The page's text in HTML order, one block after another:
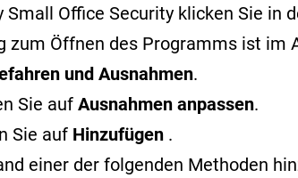
Office Security klicken Sie in
zum Öffnen des Programms ist im
und Ausnahmen.
Sie auf Ausnahmen anpassen.
Sie auf Hinzufügen .
einer der folgenden Methoden